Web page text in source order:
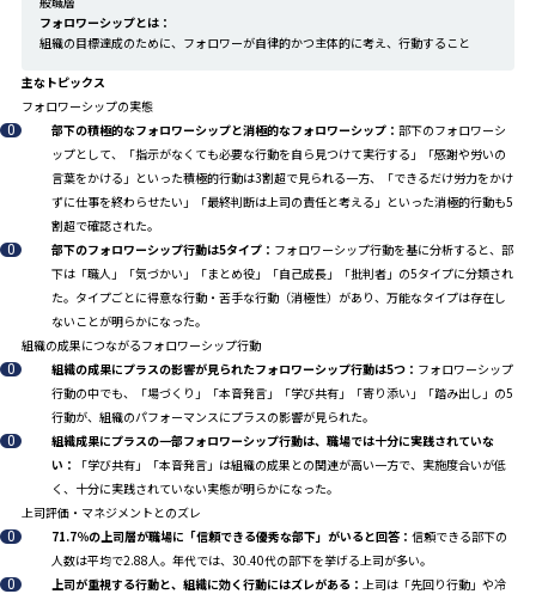
フォロワーシップとは：
組織の目標達成のために、フォロワーが自律的かつ主体的に考え、行動すること
主なトピックス
フォロワーシップの実態
部下の積極的なフォロワーシップと消極的なフォロワーシップ： 部下のフォロワーシ
ップとして、「指示がなくても必要な行動を自ら見つけて実行する」「感謝や労いの
言葉をかける」といった積極的行動は3割超で見られる一方、「できるだけ労力をかけ
ずに仕事を終わらせたい」「最終判断は上司の責任と考える」といった消極的行動も5
割超で確認された。
部下のフォロワーシップ行動は5タイプ： フォロワーシップ行動を基に分析すると、部
下は「職人」「気づかい」「まとめ役」「自己成長」「批判者」の5タイプに分類され
た。タイプごとに得意な行動・苦手な行動（消極性）があり、万能なタイプは存在し
ないことが明らかになった。
組織の成果につながるフォロワーシップ行動
組織の成果にプラスの影響が見られたフォロワーシップ行動は5つ： フォロワーシップ
行動の中でも、「場づくり」「本音発言」「学び共有」「寄り添い」「踏み出し」の5
行動が、組織のパフォーマンスにプラスの影響が見られた。
組織成果にプラスの一部フォロワーシップ行動は、職場では十分に実践されていな
い：
「学び共有」「本音発言」は組織の成果との関連が高い一方で、実施度合いが低
く、十分に実践されていない実態が明らかになった。
上司評価・マネジメントとのズレ
71.7％の上司層が職場に「信頼できる優秀な部下」がいると回答： 信頼できる部下の
人数は平均で2.88人。年代では、30₋40代の部下を挙げる上司が多い。
上司が重視する行動と、組織に効く行動にはズレがある： 上司は「先回り行動」や冷